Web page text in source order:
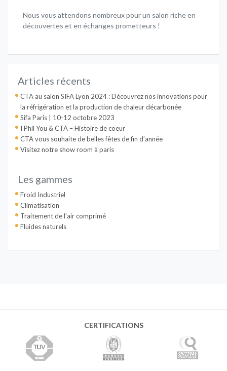
Nous vous attendons nombreux pour un salon riche en
découvertes et en échanges prometteurs !
Articles récents
CTA au salon SIFA Lyon 2024 : Découvrez nos innovations pour
la réfrigération et la production de chaleur décarbonée
Sifa Paris | 10-12 octobre 2023
I Phil You & CTA – Histoire de coeur
CTA vous souhaite de belles fêtes de fin d’année
Visitez notre show room à paris
Les gammes
Froid Industriel
Climatisation
Traitement de l’air comprimé
Fluides naturels
CERTIFICATIONS